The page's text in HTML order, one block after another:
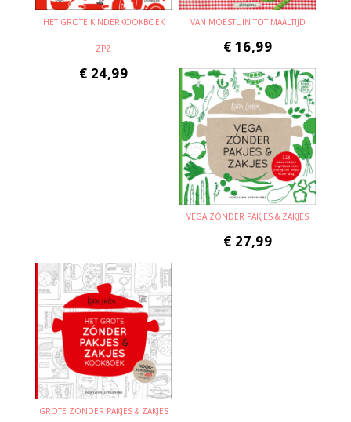
HET GROTE KINDERKOOKBOEK
ZPZ
€ 24,99
VAN MOESTUIN TOT MAALTIJD
€ 16,99
VEGA ZÓNDER PAKJES & ZAKJES
€ 27,99
GROTE ZÓNDER PAKJES & ZAKJES